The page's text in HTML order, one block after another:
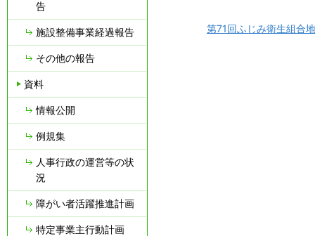
第71回ふじみ衛生組合
告
施設整備事業経過報告
その他の報告
資料
情報公開
例規集
人事行政の運営等の状
況
障がい者活躍推進計画
特定事業主行動計画